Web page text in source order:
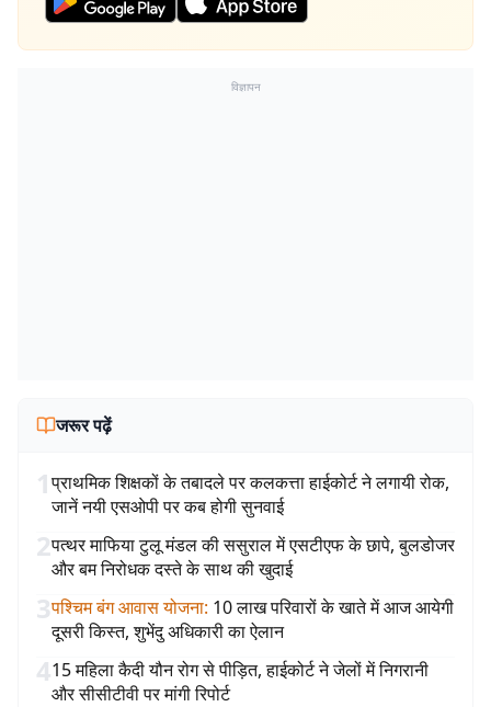
विज्ञापन
जरूर पढ़ें
1प्राथमिक शिक्षकों के तबादले पर कलकत्ता हाईकोर्ट ने लगायी रोक,
जानें नयी एसओपी पर कब होगी सुनवाई
2पत्थर माफिया टुलू मंडल की ससुराल में एसटीएफ के छापे, बुलडोजर
और बम निरोधक दस्ते के साथ की खुदाई
3पश्चिम बंग आवास योजना: 10 लाख परिवारों के खाते में आज आयेगी
दूसरी किस्त, शुभेंदु अधिकारी का ऐलान
415 महिला कैदी यौन रोग से पीड़ित, हाईकोर्ट ने जेलों में निगरानी
और सीसीटीवी पर मांगी रिपोर्ट